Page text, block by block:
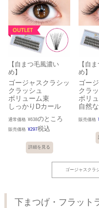
【自まつ毛風濃い
め】
ゴージャスクラシッ
クラッシュ
ボリューム束
しっかりDカール
通常価格 ¥638のところ
販売価格 ¥297税込
詳細を見る
【自
め】
ゴー
クラ
ボリ
自然
販売価格
ゴージャスクラ
下まつげ・フラット